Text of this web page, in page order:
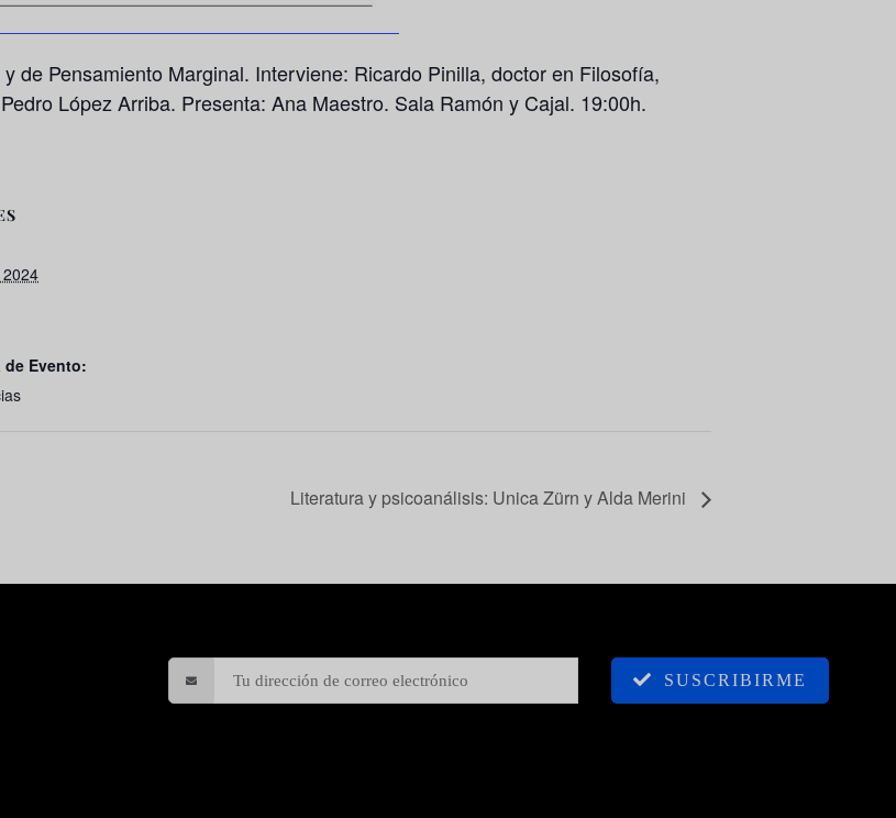
de Pensamiento Marginal. Interviene: Ricardo Pinilla, doctor en Filosofía,
López Arriba. Presenta: Ana Maestro. Sala Ramón y Cajal. 19:00h.
de Evento:
Literatura y psicoanálisis: Unica Zürn y Alda Merini
SUSCRIBIRME